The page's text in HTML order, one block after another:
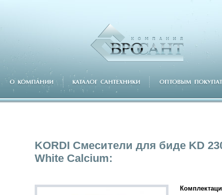
KORDI Смесители для биде KD
White Calcium: